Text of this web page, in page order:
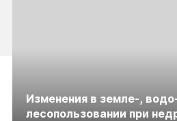
Изменения в земле-,
лесопользовании при